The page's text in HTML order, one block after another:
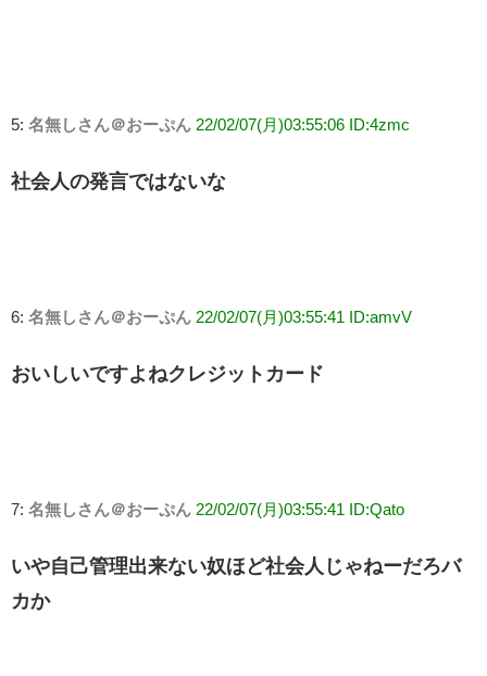
5: 名無しさん＠おーぷん 22/02/07(月)03:55:06 ID:4zmc
社会人の発言ではないな
6: 名無しさん＠おーぷん 22/02/07(月)03:55:41 ID:amvV
おいしいですよねクレジットカード
7: 名無しさん＠おーぷん 22/02/07(月)03:55:41 ID:Qato
いや自己管理出来ない奴ほど社会人じゃねーだろバ
カか